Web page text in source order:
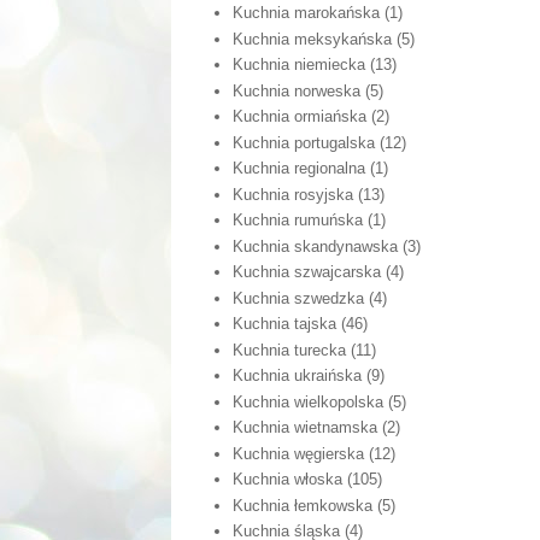
Kuchnia marokańska (1)
Kuchnia meksykańska (5)
Kuchnia niemiecka (13)
Kuchnia norweska (5)
Kuchnia ormiańska (2)
Kuchnia portugalska (12)
Kuchnia regionalna (1)
Kuchnia rosyjska (13)
Kuchnia rumuńska (1)
Kuchnia skandynawska (3)
Kuchnia szwajcarska (4)
Kuchnia szwedzka (4)
Kuchnia tajska (46)
Kuchnia turecka (11)
Kuchnia ukraińska (9)
Kuchnia wielkopolska (5)
Kuchnia wietnamska (2)
Kuchnia węgierska (12)
Kuchnia włoska (105)
Kuchnia łemkowska (5)
Kuchnia śląska (4)